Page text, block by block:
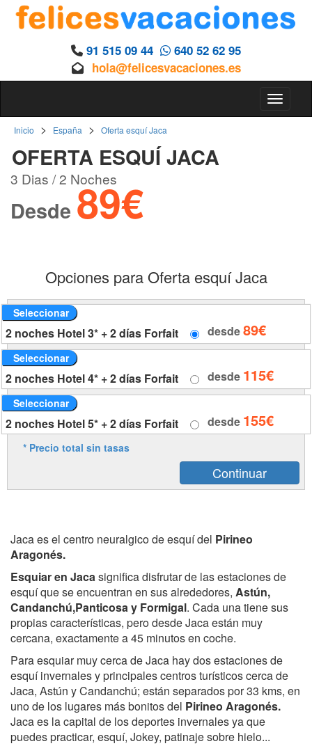
91 515 09 44
640 52 62 95
hola@felicesvacaciones.es
Inicio > España > Oferta esquí Jaca
OFERTA ESQUÍ JACA
3 Dias / 2 Noches
Desde 89€
Opciones para Oferta esquí Jaca
Seleccionar
2 noches Hotel 3* + 2 días Forfait desde89€
Seleccionar
2 noches Hotel 4* + 2 días Forfait desde 115€
Seleccionar
2 noches Hotel 5* + 2 días Forfait desde 155€
* Precio total sin tasas
Jaca es el centro neuralgico de esquí del Pirineo
Aragonés.
Esquiar en Jacasignifica disfrutar de las estaciones de
esquí que se encuentran en sus alrededores, Astún,
Candanchú,Panticosa y Formigal. Cada una tiene sus
propias características, pero desde Jaca están muy
cercana, exactamente a 45 minutos en coche.
Para esquiar muy cerca de Jaca hay dos estaciones de
esquí invernales y principales centros turísticos cerca de
Jaca, Astún y Candanchú; están separados por 33 kms, en
uno de los lugares más bonitos del Pirineo Aragonés.
Jaca es la capital de los deportes invernales ya que
puedes practicar, esquí, Jokey, patinaje sobre hielo...